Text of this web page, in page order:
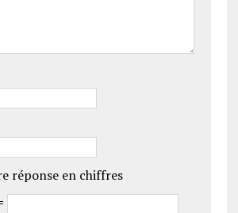
réponse en chiffres